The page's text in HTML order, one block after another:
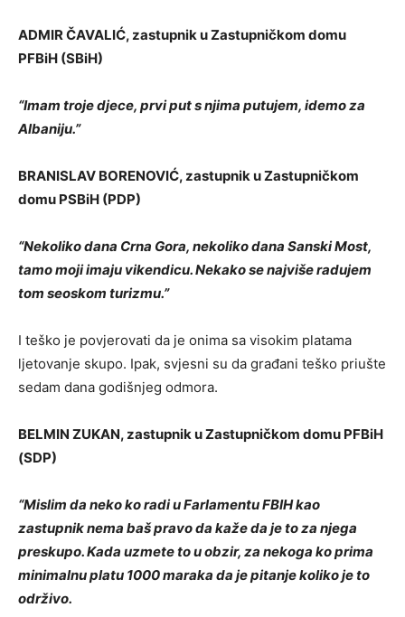
ADMIR ČAVALIĆ, zastupnik u Zastupničkom domu
PFBiH (SBiH)
“Imam troje djece, prvi put s njima putujem, idemo za
Albaniju.”
BRANISLAV BORENOVIĆ, zastupnik u Zastupničkom
domu PSBiH (PDP)
“Nekoliko dana Crna Gora, nekoliko dana Sanski Most,
tamo moji imaju vikendicu. Nekako se najviše radujem
tom seoskom turizmu.”
I teško je povjerovati da je onima sa visokim platama
ljetovanje skupo. Ipak, svjesni su da građani teško priušte
sedam dana godišnjeg odmora.
BELMIN ZUKAN, zastupnik u Zastupničkom domu PFBiH
(SDP)
“Mislim da neko ko radi u Farlamentu FBIH kao
zastupnik nema baš pravo da kaže da je to za njega
preskupo. Kada uzmete to u obzir, za nekoga ko prima
minimalnu platu 1000 maraka da je pitanje koliko je to
održivo.